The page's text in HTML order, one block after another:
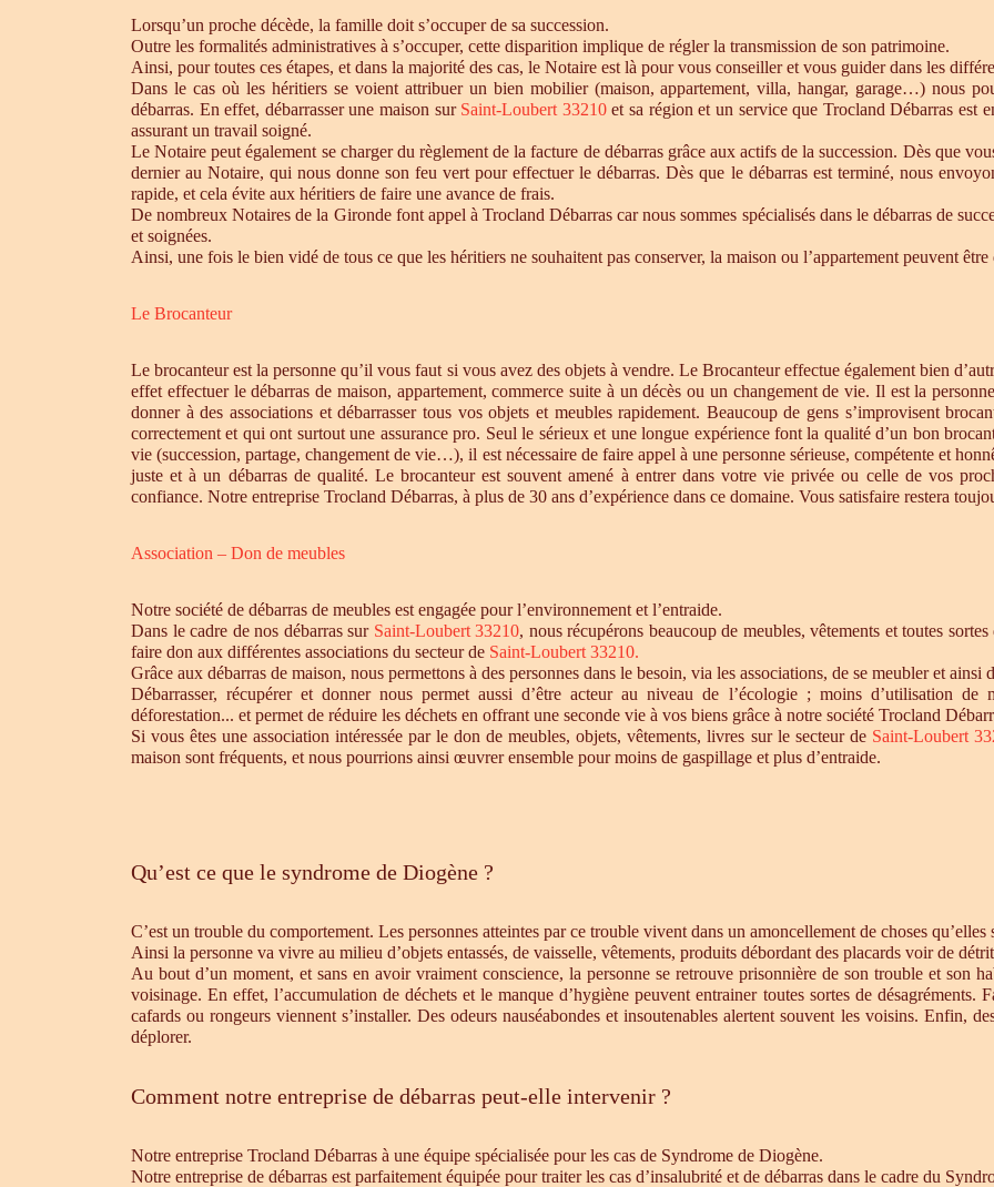
Lorsqu’un proche décède, la famille doit s’occuper de sa succession.
Outre les formalités administratives à s’occuper, cette disparition implique de régler la transmission de son patrimoine.
Ainsi, pour toutes ces étapes, et dans la majorité des cas, le Notaire est là pour vous conseiller et vous guider dans les
Dans le cas où les héritiers se voient attribuer un bien mobilier (maison, appartement, villa, hangar, garage…) nous
débarras. En effet, débarrasser une maison sur Saint-Loubert 33210et sa région et un service que Trocland Débarras est
assurant un travail soigné.
Le Notaire peut également se charger du règlement de la facture de débarras grâce aux actifs de la succession. Dès que
dernier au Notaire, qui nous donne son feu vert pour effectuer le débarras. Dès que le débarras est terminé, nous
rapide, et cela évite aux héritiers de faire une avance de frais.
De nombreux Notaires de la Gironde font appel à Trocland Débarras car nous sommes spécialisés dans le débarras de
et soignées.
Ainsi, une fois le bien vidé de tous ce que les héritiers ne souhaitent pas conserver, la maison ou l’appartement peuvent
Le Brocanteur
Le brocanteur est la personne qu’il vous faut si vous avez des objets à vendre. Le Brocanteur effectue également bien
effet effectuer le débarras de maison, appartement, commerce suite à un décès ou un changement de vie. Il est la
donner à des associations et débarrasser tous vos objets et meubles rapidement. Beaucoup de gens s’improvisent
correctement et qui ont surtout une assurance pro. Seul le sérieux et une longue expérience font la qualité d’un bon
vie (succession, partage, changement de vie…), il est nécessaire de faire appel à une personne sérieuse, compétente et
juste et à un débarras de qualité. Le brocanteur est souvent amené à entrer dans votre vie privée ou celle de vos
confiance. Notre entreprise Trocland Débarras, à plus de 30 ans d’expérience dans ce domaine. Vous satisfaire restera
Association – Don de meubles
Notre société de débarras de meubles est engagée pour l’environnement et l’entraide.
Dans le cadre de nos débarras sur Saint-Loubert 33210, nous récupérons beaucoup de meubles, vêtements et toutes
faire don aux différentes associations du secteur de Saint-Loubert 33210.
Grâce aux débarras de maison, nous permettons à des personnes dans le besoin, via les associations, de se meubler et
Débarrasser, récupérer et donner nous permet aussi d’être acteur au niveau de l’écologie ; moins d’utilisation
déforestation... et permet de réduire les déchets en offrant une seconde vie à vos biens grâce à notre société Trocland
Si vous êtes une association intéressée par le don de meubles, objets, vêtements, livres sur le secteur de Saint-Loubert
maison sont fréquents, et nous pourrions ainsi œuvrer ensemble pour moins de gaspillage et plus d’entraide.
Qu’est ce que le syndrome de Diogène ?
C’est un trouble du comportement. Les personnes atteintes par ce trouble vivent dans un amoncellement de choses
Ainsi la personne va vivre au milieu d’objets entassés, de vaisselle, vêtements, produits débordant des placards voir de
Au bout d’un moment, et sans en avoir vraiment conscience, la personne se retrouve prisonnière de son trouble et son
voisinage. En effet, l’accumulation de déchets et le manque d’hygiène peuvent entrainer toutes sortes de désagréments.
cafards ou rongeurs viennent s’installer. Des odeurs nauséabondes et insoutenables alertent souvent les voisins. Enfin,
déplorer.
Comment notre entreprise de débarras peut-elle intervenir ?
Notre entreprise Trocland Débarras à une équipe spécialisée pour les cas de Syndrome de Diogène.
Notre entreprise de débarras est parfaitement équipée pour traiter les cas d’insalubrité et de débarras dans le cadre du